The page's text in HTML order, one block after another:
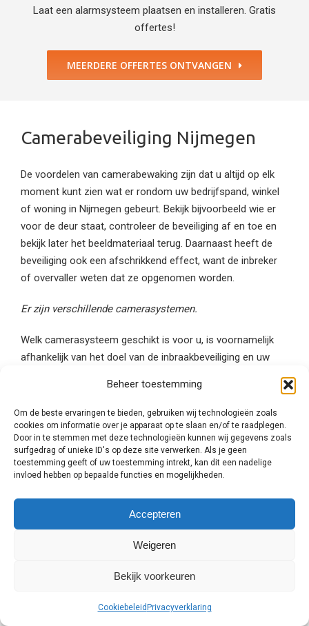
Beheer toestemming
Om de beste ervaringen te bieden, gebruiken wij technologieën zoals
cookies om informatie over je apparaat op te slaan en/of te raadplegen.
Door in te stemmen met deze technologieën kunnen wij gegevens zoals
surfgedrag of unieke ID's op deze site verwerken. Als je geen
toestemming geeft of uw toestemming intrekt, kan dit een nadelige
invloed hebben op bepaalde functies en mogelijkheden.
Accepteren
Weigeren
Bekijk voorkeuren
Cookiebeleid Privacyverklaring
Laat een alarmsysteem plaatsen en installeren. Gratis
offertes!
MEERDERE OFFERTES ONTVANGEN
Camerabeveiliging Nijmegen
De voordelen van camerabewaking zijn dat u altijd op elk
moment kunt zien wat er rondom uw bedrijfspand, winkel
of woning in Nijmegen gebeurt. Bekijk bijvoorbeeld wie er
voor de deur staat, controleer de beveiliging af en toe en
bekijk later het beeldmateriaal terug. Daarnaast heeft de
beveiliging ook een afschrikkend effect, want de inbreker
of overvaller weten dat ze opgenomen worden.
Er zijn verschillende camerasystemen.
Welk camerasysteem geschikt is voor u, is voornamelijk
afhankelijk van het doel van de inbraakbeveiliging en uw
geschikt voor verre afstanden en met een
infraroodcamera bekijkt u de omgeving zelfs scherp in het
donker. Laat u daarom goed adviseren door een
beveiligingsexpert uit Nijmegen envraag altijd meerdere
vrijblijvende offertes aanom te vergelijken!
beveiligingscamera
Bij een woning in Nijmegen kiest men er meestal voor om
plaatsen. Zo kunt u altijd zien wie er voor de deur staat en
in de achtertuin is. Voor bedrijfspanden worden andere